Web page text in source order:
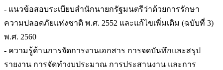
- แนวข้อสอบระเบียบสำนักนายกรัฐมนตรีว่าด้วยการรักษา
ความปลอดภัยแห่งชาติ พ.ศ. 2552 และแก้ไขเพิ่มเติม (ฉบับที่ 3)
พ.ศ. 2560
- ความรู้ด้านการจัดการงานเอกสาร การจดบันทึกและสรุป
รายงาน การจัดทำงบประมาณ การประสานงาน และการ